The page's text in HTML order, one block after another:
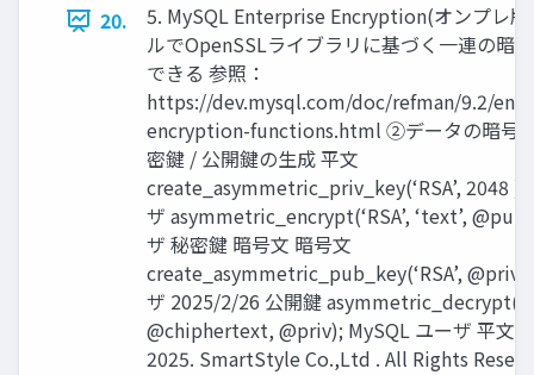
20.
5. MySQL Enterprise Encryption(オンプレ
ルでOpenSSLライブラリに基づく一連の暗
できる 参照：
https://dev.mysql.com/doc/refman/9.2/en/
encryption-functions.html ②データの暗号
密鍵 / 公開鍵の生成 平文
create_asymmetric_priv_key(‘RSA’, 2048 );
ザ asymmetric_encrypt(‘RSA’, ‘text’,
ザ 秘密鍵 暗号文 暗号文
create_asymmetric_pub_key(‘RSA’,
ザ 2025/2/26 公開鍵
@chiphertext, @priv); MySQL ユーザ 平文
2025. SmartStyle Co.,Ltd . All Rights